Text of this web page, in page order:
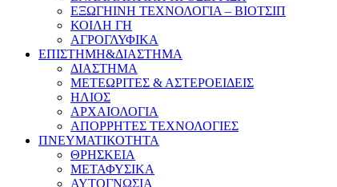
ΕΞΩΓΗΙΝΗ ΤΕΧΝΟΛΟΓΙΑ – ΒΙΟΤΣΙΠ
ΚΟΙΛΗ ΓΗ
ΑΓΡΟΓΛΥΦΙΚΑ
ΕΠΙΣΤΗΜΗ&ΔΙΑΣΤΗΜΑ
ΔΙΑΣΤΗΜΑ
ΜΕΤΕΩΡΙΤΕΣ & ΑΣΤΕΡΟΕΙΔΕΙΣ
ΗΛΙΟΣ
ΑΡΧΑΙΟΛΟΓΙΑ
ΑΠΟΡΡΗΤΕΣ ΤΕΧΝΟΛΟΓΙΕΣ
ΠΝΕΥΜΑΤΙΚΟΤΗΤΑ
ΘΡΗΣΚΕΙΑ
ΜΕΤΑΦΥΣΙΚΑ
ΑΥΤΟΓΝΩΣΙΑ